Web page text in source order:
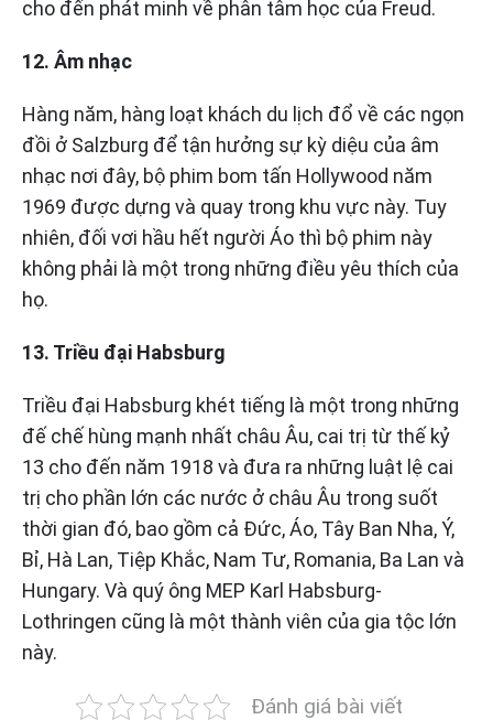
cho đến phát minh về phân tâm học của Freud.
12. Âm nhạc
Hàng năm, hàng loạt khách du lịch đổ về các ngọn
đồi ở Salzburg để tận hưởng sự kỳ diệu của âm
nhạc nơi đây, bộ phim bom tấn Hollywood năm
1969 được dựng và quay trong khu vực này. Tuy
nhiên, đối vơi hầu hết người Áo thì bộ phim này
không phải là một trong những điều yêu thích của
họ.
13. Triều đại Habsburg
Triều đại Habsburg khét tiếng là một trong những
đế chế hùng mạnh nhất châu Âu, cai trị từ thế kỷ
13 cho đến năm 1918 và đưa ra những luật lệ cai
trị cho phần lớn các nước ở châu Âu trong suốt
thời gian đó, bao gồm cả Đức, Áo, Tây Ban Nha, Ý,
Bỉ, Hà Lan, Tiệp Khắc, Nam Tư, Romania, Ba Lan và
Hungary. Và quý ông MEP Karl Habsburg-
Lothringen cũng là một thành viên của gia tộc lớn
này.
Đánh giá bài viết